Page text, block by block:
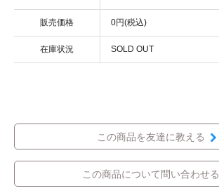
販売価格 0円(税込)
在庫状況 SOLD OUT
この商品を友達に教える
この商品について問い合わせる